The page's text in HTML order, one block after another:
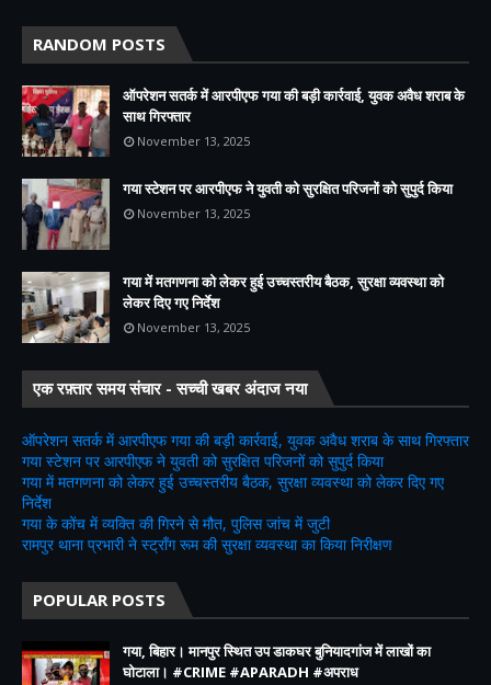
RANDOM POSTS
ऑपरेशन सतर्क में आरपीएफ गया की बड़ी कार्रवाई, युवक अवैध शराब के
साथ गिरफ्तार
November 13, 2025
गया स्टेशन पर आरपीएफ ने युवती को सुरक्षित परिजनों को सुपुर्द किया
November 13, 2025
गया में मतगणना को लेकर हुई उच्चस्तरीय बैठक, सुरक्षा व्यवस्था को
लेकर दिए गए निर्देश
November 13, 2025
एक रफ़्तार समय संचार - सच्ची खबर अंदाज नया
ऑपरेशन सतर्क में आरपीएफ गया की बड़ी कार्रवाई, युवक अवैध शराब के साथ गिरफ्तार
गया स्टेशन पर आरपीएफ ने युवती को सुरक्षित परिजनों को सुपुर्द किया
गया में मतगणना को लेकर हुई उच्चस्तरीय बैठक, सुरक्षा व्यवस्था को लेकर दिए गए
निर्देश
गया के कोंच में व्यक्ति की गिरने से मौत, पुलिस जांच में जुटी
रामपुर थाना प्रभारी ने स्ट्रॉंग रूम की सुरक्षा व्यवस्था का किया निरीक्षण
POPULAR POSTS
गया, बिहार। मानपुर स्थित उप डाकघर बुनियादगांज में लाखों का
घोटाला। #CRIME #APARADH #अपराध